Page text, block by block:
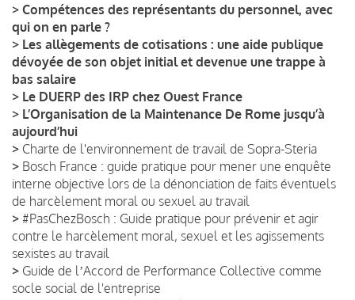
> Compétences des représentants du personnel, avec
qui on en parle ?
> Les allègements de cotisations : une aide publique
dévoyée de son objet initial et devenue une trappe à
bas salaire
> Le DUERP des IRP chez Ouest France
> L’Organisation de la Maintenance De Rome jusqu’à
aujourd’hui
> Charte de l'environnement de travail de Sopra-Steria
> Bosch France : guide pratique pour mener une enquête
interne objective lors de la dénonciation de faits éventuels
de harcèlement moral ou sexuel au travail
> #PasChezBosch : Guide pratique pour prévenir et agir
contre le harcèlement moral, sexuel et les agissements
sexistes au travail
> Guide de lʼAccord de Performance Collective comme
socle social de l'entreprise